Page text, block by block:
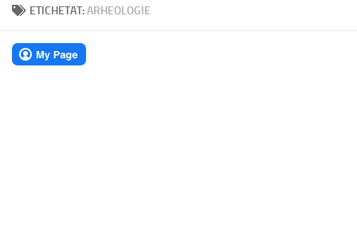
ETICHETAT:ARHEOLOGIE